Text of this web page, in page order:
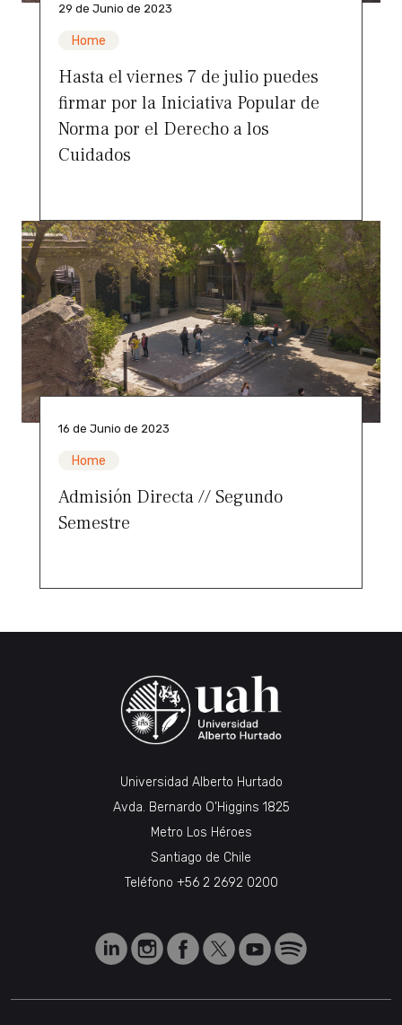
29 de Junio de 2023
Home
Hasta el viernes 7 de julio puedes
firmar por la Iniciativa Popular de
Norma por el Derecho a los
Cuidados
16 de Junio de 2023
Home
Admisión Directa // Segundo
Semestre
Universidad Alberto Hurtado
Avda. Bernardo O’Higgins 1825
Metro Los Héroes
Santiago de Chile
Teléfono +56 2 2692 0200